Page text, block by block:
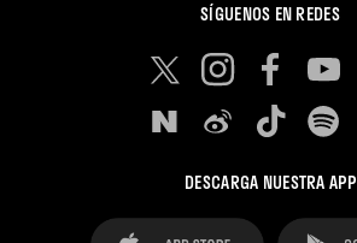
SÍGUENOS EN REDES
DESCARGA NUESTRA APP